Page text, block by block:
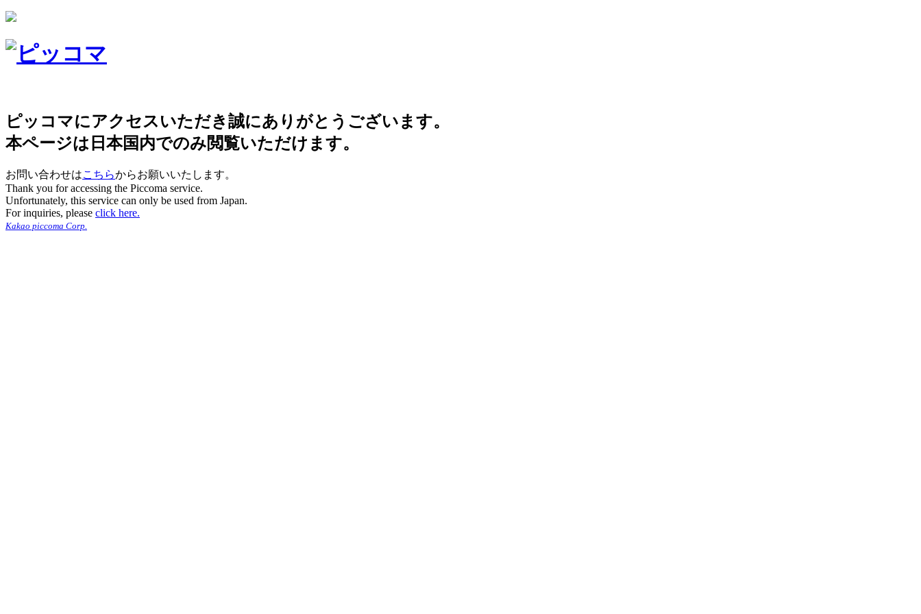
ピッコマにアクセスいただき誠にありがとうございます。
本ページは日本国内でのみ閲覧いただけます。
お問い合わせはこちらからお願いいたします。
Thank you for accessing the Piccoma service.
Unfortunately, this service can only be used from Japan.
For inquiries, please click here.
Kakao piccoma Corp.